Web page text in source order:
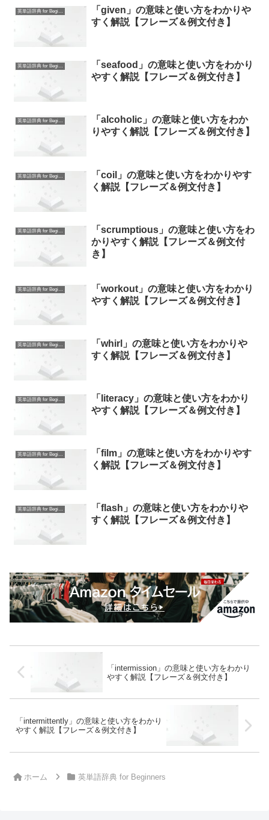
英単語辞典 for Beginners
「given」の意味と使い方をわかりや
すく解説【フレーズ＆例文付き】
英単語辞典 for Beginners
「seafood」の意味と使い方をわかり
やすく解説【フレーズ＆例文付き】
英単語辞典 for Beginners
「alcoholic」の意味と使い方をわか
りやすく解説【フレーズ＆例文付き】
英単語辞典 for Beginners
「coil」の意味と使い方をわかりやす
く解説【フレーズ＆例文付き】
英単語辞典 for Beginners
「scrumptious」の意味と使い方をわ
かりやすく解説【フレーズ＆例文付
き】
英単語辞典 for Beginners
「workout」の意味と使い方をわかり
やすく解説【フレーズ＆例文付き】
英単語辞典 for Beginners
「whirl」の意味と使い方をわかりや
すく解説【フレーズ＆例文付き】
英単語辞典 for Beginners
「literacy」の意味と使い方をわかり
やすく解説【フレーズ＆例文付き】
英単語辞典 for Beginners
「film」の意味と使い方をわかりやす
く解説【フレーズ＆例文付き】
英単語辞典 for Beginners
「flash」の意味と使い方をわかりや
すく解説【フレーズ＆例文付き】
「intermission」の意味と使い方をわかり
やすく解説【フレーズ＆例文付き】
「intermittently」の意味と使い方をわかり
やすく解説【フレーズ＆例文付き】
ホーム 英単語辞典 for Beginners